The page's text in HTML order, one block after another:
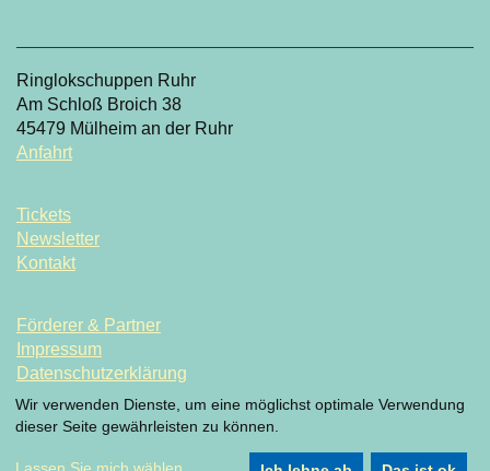
Ringlokschuppen Ruhr
Am Schloß Broich 38
45479 Mülheim an der Ruhr
Anfahrt
Tickets
Newsletter
Kontakt
Förderer & Partner
Impressum
Datenschutzerklärung
Datenschutzeinstellung
Wir verwenden Dienste, um eine möglichst optimale Verwendung
dieser Seite gewährleisten zu können.